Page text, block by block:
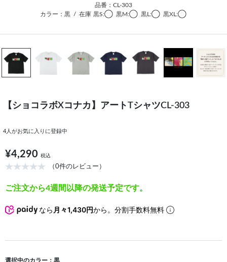
品番：CL-303
カラー：黒
/ 在庫 黒S:◯ 黒M:◯ 黒L:◯ 黒XL:◯
【ショコラボXコナカ】アートTシャツCL-303
4 人がお気に入りに登録中
¥4,290 税込
（0件のレビュー）
ご注文から4週間以降の発送予定です。
なら 月々1,430円から。分割手数料無料
選択中のカラー：黒